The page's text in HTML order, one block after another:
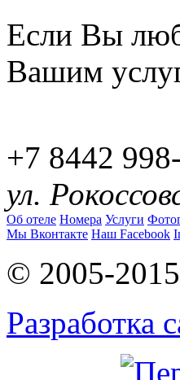
Если Вы
Вашим
+7 8442
ул.
Об отеле Номера Услуги
Мы Вконтакте Наш Facebook
© 2005-
Разработка